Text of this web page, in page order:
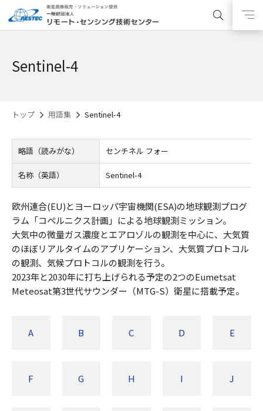
Sentinel-4
トップ 用語集 Sentinel-4
略語（読みがな） センチネル フォー
名称（英語） Sentinel-4
欧州連合(EU)とヨーロッパ宇宙機関(ESA)の地球観測プログ
ラム「コペルニクス計画」による地球観測ミッション。
大気中の微量ガス濃度とエアロゾルの観測を中心に、大気質
のほぼリアルタイムのアプリケーション、大気質プロトコル
の観測、気候プロトコルの観測を行う。
2023年と2030年に打ち上げられる予定の2つのEumetsat
Meteosat第3世代サウンダー（MTG-S）衛星に搭載予定。
A B C D E
F G H I J